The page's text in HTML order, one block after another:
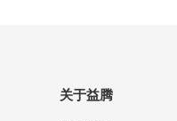
关于益腾